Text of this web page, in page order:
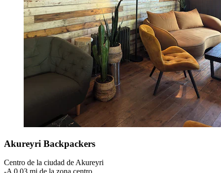
Akureyri Backpackers
Centro de la ciudad de Akureyri